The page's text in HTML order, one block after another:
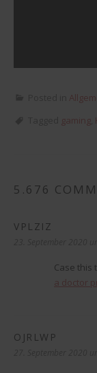
gaming
5.676
VPLZIZ
Case this
a doctor
OJRLWP